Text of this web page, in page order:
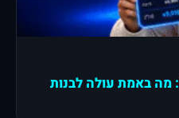
מחירון בניית אתרים 2026: מה באמת עולה לבנות